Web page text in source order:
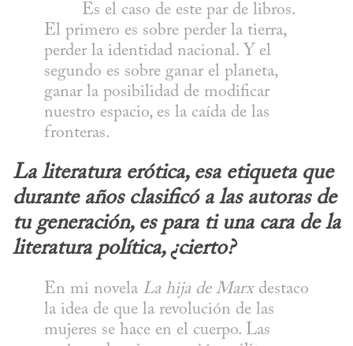
El primero es sobre perder la tierra,
perder la identidad nacional. Y el
segundo es sobre ganar el planeta,
ganar la posibilidad de modificar
nuestro espacio, es la caída de las
fronteras.
La literatura erótica, esa etiqueta que
durante años clasificó a las autoras de
tu generación, es para ti una cara de la
literatura política, ¿cierto?
En mi novela La hija de Marx destaco
la idea de que la revolución de las
mujeres se hace en el cuerpo. Las